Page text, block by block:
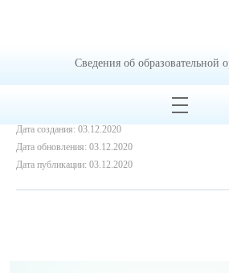
Дата создания: 03.12.2020
Дата обновления: 03.12.2020
Дата публикации: 03.12.2020
Сведения об образовательной